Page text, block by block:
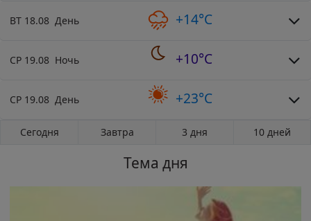
ВТ 18.08 День +14°C
СР 19.08 Ночь +10°C
СР 19.08 День +23°C
Сегодня Завтра 3 дня 10 дней
Тема дня